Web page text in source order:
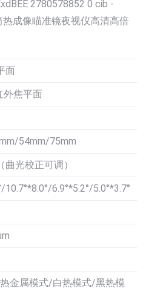
面
外焦平面
54mm/75mm
曲光校正可调）
10.7°*8.0°/6.9°*5.2°/5.0°*3.7°
金属模式/白热模式/黑热模